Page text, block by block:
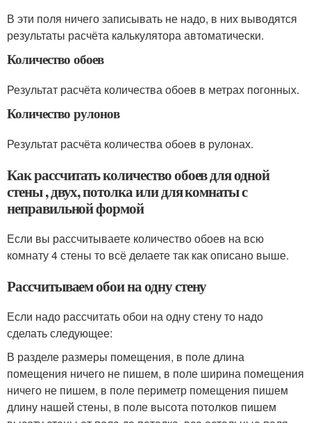
В эти поля ничего записывать не надо, в них выводятся
результаты расчёта калькулятора автоматически.
Количество обоев
Результат расчёта количества обоев в метрах погонных.
Количество рулонов
Результат расчёта количества обоев в рулонах.
Как рассчитать количество обоев для одной
стены , двух, потолка или для комнаты с
неправильной формой
Если вы рассчитываете количество обоев на всю
комнату 4 стены то всё делаете так как описано выше.
Рассчитываем обои на одну стену
Если надо рассчитать обои на одну стену то надо
сделать следующее:
В разделе размеры помещения, в поле длина
помещения ничего не пишем, в поле ширина помещения
ничего не пишем, в поле периметр помещения пишем
длину нашей стены, в поле высота потолков пишем